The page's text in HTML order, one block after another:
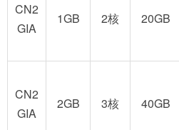
CN2
GIA
1GB 2核 20GB
CN2
GIA
2GB 3核 40GB